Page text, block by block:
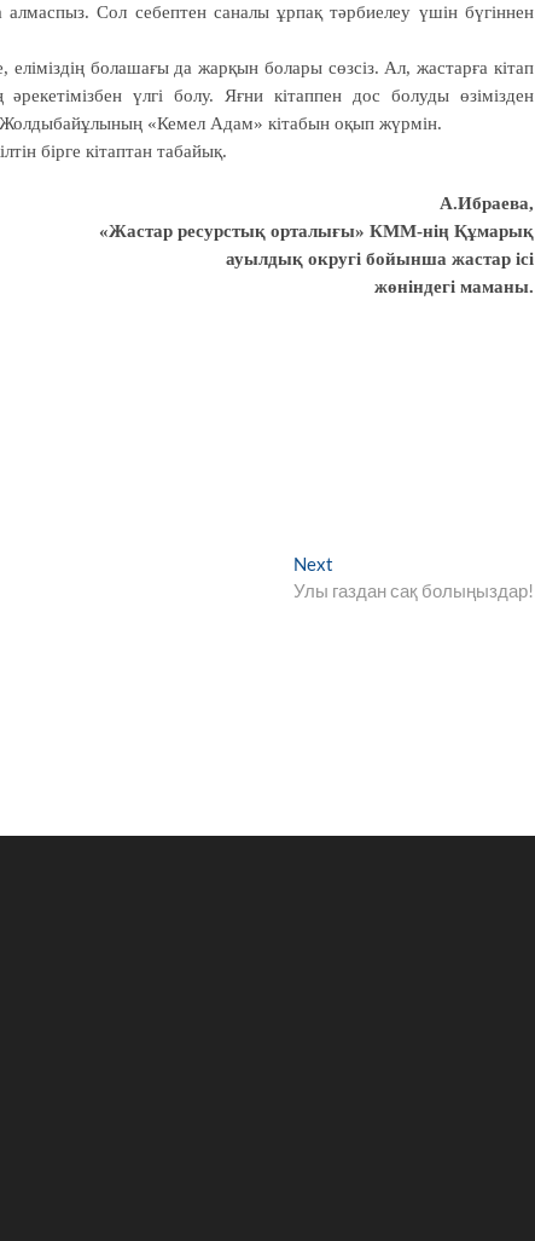
Сол себептен саналы ұрпақ тәрбиелеу үшін бүгіннен
болашағы да жарқын болары сөзсіз. Ал, жастарға кітап
әрекетімізбен үлгі болу. Яғни кітаппен дос болуды өзімізден
«Кемел Адам» кітабын оқып жүрмін.
бірге кітаптан табайық.
А.Ибраева,
«Жастар ресурстық орталығы» КММ-нің Құмарық
ауылдық округі бойынша жастар ісі
жөніндегі маманы.
Next
post:
Улы газдан сақ болыңыздар!